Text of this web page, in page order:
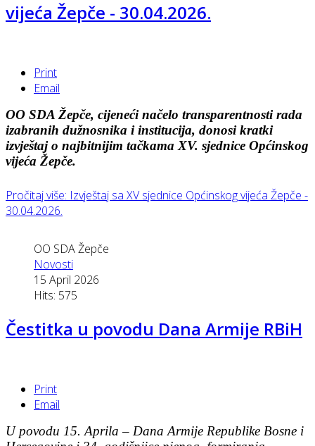
vijeća Žepče - 30.04.2026.
Print
Email
OO SDA Žepče, cijeneći načelo transparentnosti rada
izabranih dužnosnika i institucija, donosi kratki
izvještaj o najbitnijim tačkama XV. sjednice Općinskog
vijeća Žepče.
Pročitaj više: Izvještaj sa XV sjednice Općinskog vijeća Žepče -
30.04.2026.
OO SDA Žepče
Novosti
15 April 2026
Hits: 575
Čestitka u povodu Dana Armije RBiH
Print
Email
U povodu 15. Aprila – Dana Armije Republike Bosne i